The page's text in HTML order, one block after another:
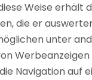
Weise erhält
die er
unter
Navigation auf